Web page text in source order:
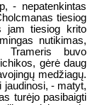
- nepatenkintas
tiesiog
jam tiesiog krito
nutikimas,
Trameris buvo
gėrė daug
medžiagų.
jaudinosi, - matyt,
turėjo pasibaigti